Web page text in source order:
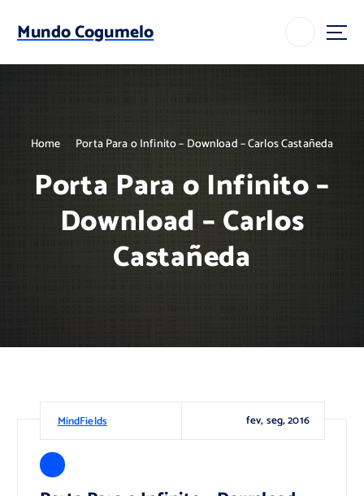
p
Mundo Cogumelo
Home Porta Para o Infinito – Download – Carlos Castañeda
Porta Para o Infinito –
Download – Carlos
Castañeda
MindFields fev, seg, 2016